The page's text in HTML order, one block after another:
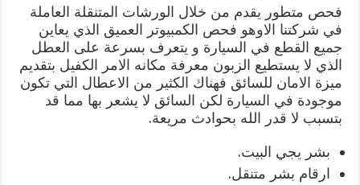
فحص متطور يقدم من خلال الورشات المتنقلة العاملة
في شركتنا الاوهو فحص الكمبيوتر العميق الذي يعاين
جميع القطع في السيارة و يتعرف بسرعة على العطل
الذي لا يستطيع الزبون معرفة مكانه الامر الكفيل بتقديم
ميزة الامان للسائق فهناك الكثير من الاعطال التي تكون
موجودة في السيارة لكن السائق لا يشعر بها مما قد
بتسبب لا قدر الله بحوادث مريعة.
بشر يجي البيت.
ارقام بشر متنقل.